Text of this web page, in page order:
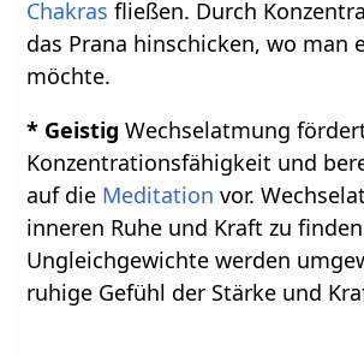
Chakras fließen. Durch
das Prana hinschicken, wo man
möchte.
* Geistig Wechselatmung
Konzentrationsfähigkeit und
auf die Meditation vor.
inneren Ruhe und Kraft zu
Ungleichgewichte werden
ruhige Gefühl der Stärke und